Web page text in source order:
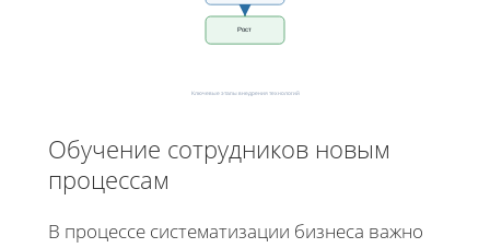
Рост
Ключевые этапы внедрения технологий
Обучение сотрудников новым
процессам
В процессе систематизации бизнеса важно